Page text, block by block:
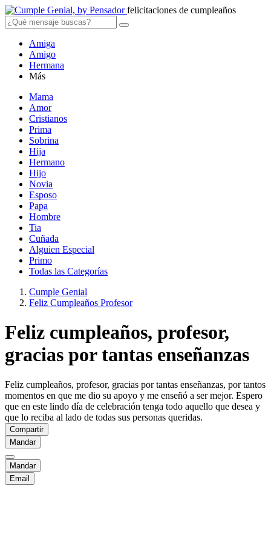
felicitaciones de cumpleaños
Amiga
Amigo
Hermana
Más
Mama
Amor
Cristianos
Prima
Sobrina
Hija
Hermano
Hijo
Novia
Esposo
Papa
Hombre
Tia
Cuñada
Alguien Especial
Primo
Todas las Categorías
Cumple Genial
Feliz Cumpleaños Profesor
Feliz cumpleaños, profesor,
gracias por tantas enseñanzas
Feliz cumpleaños, profesor, gracias por tantas enseñanzas, por tantos
momentos en que me dio su apoyo y me enseñó a ser mejor. Espero
que en este lindo día de celebración tenga todo aquello que desea y
que lo reciba al lado de todas sus personas queridas.
Compartir
Mandar
Mandar
Email